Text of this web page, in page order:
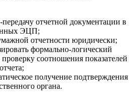
отчетной документации в
ЭЦП;
отчетности юридически;
формально-логический
соотношения показателей
получение подтверждения
органа.